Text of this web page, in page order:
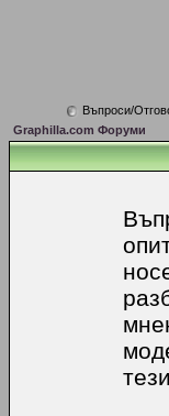
Въпроси/
Graphilla.com Форуми